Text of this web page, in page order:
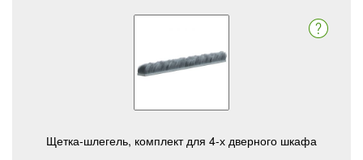
Щетка-шлегель, комплект для 4-х дверного шкафа